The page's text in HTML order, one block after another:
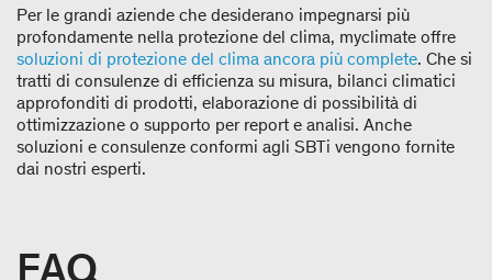
Per le grandi aziende che desiderano impegnarsi più
profondamente nella protezione del clima, myclimate offre
soluzioni di protezione del clima ancora più complete. Che si
tratti di consulenze di efficienza su misura, bilanci climatici
approfonditi di prodotti, elaborazione di possibilità di
ottimizzazione o supporto per report e analisi. Anche
soluzioni e consulenze conformi agli SBTi vengono fornite
dai nostri esperti.
FAQ